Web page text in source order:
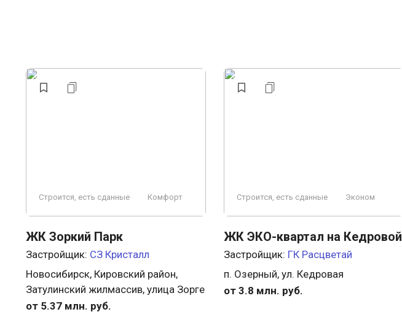
Строится, есть сданные Комфорт
ЖК Зоркий Парк
Застройщик: СЗ Кристалл
Новосибирск, Кировский район,
Затулинский жилмассив, улица Зорге
от 5.37 млн. руб.
Строится, есть сданные Эконом
ЖК ЭКО-квартал на Кедровой
Застройщик: ГК Расцветай
п. Озерный, ул. Кедровая
от 3.8 млн. руб.